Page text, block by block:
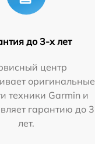
до 3-х лет
центр
оригинальные
техники Garmin и
гарантию до 3
лет.